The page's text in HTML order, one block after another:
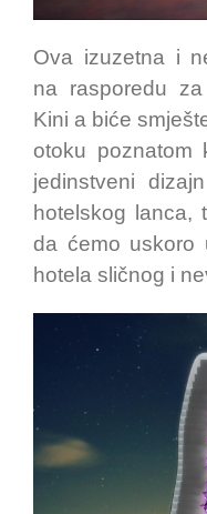
Ova izuzetna i
na rasporedu
Kini a biće
otoku poznatom
jedinstveni
hotelskog lanca,
da ćemo uskoro
hotela sličnog i